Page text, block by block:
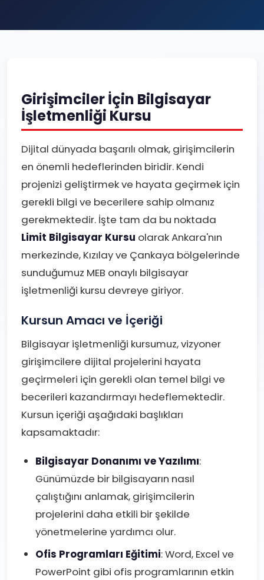
Girişimciler İçin Bilgisayar
İşletmenliği Kursu
Dijital dünyada başarılı olmak, girişimcilerin
en önemli hedeflerinden biridir. Kendi
projenizi geliştirmek ve hayata geçirmek için
gerekli bilgi ve becerilere sahip olmanız
gerekmektedir. İşte tam da bu noktada
Limit Bilgisayar Kursu olarak Ankara'nın
merkezinde, Kızılay ve Çankaya bölgelerinde
sunduğumuz MEB onaylı bilgisayar
işletmenliği kursu devreye giriyor.
Kursun Amacı ve İçeriği
Bilgisayar işletmenliği kursumuz, vizyoner
girişimcilere dijital projelerini hayata
geçirmeleri için gerekli olan temel bilgi ve
becerileri kazandırmayı hedeflemektedir.
Kursun içeriği aşağıdaki başlıkları
kapsamaktadır:
Bilgisayar Donanımı ve Yazılımı:
Günümüzde bir bilgisayarın nasıl
çalıştığını anlamak, girişimcilerin
projelerini daha etkili bir şekilde
yönetmelerine yardımcı olur.
Ofis Programları Eğitimi: Word, Excel ve
PowerPoint gibi ofis programlarının etkin